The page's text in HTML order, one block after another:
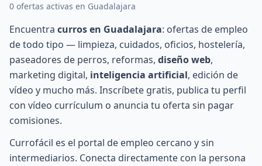
0 ofertas activas en Guadalajara
Encuentra curros en Guadalajara: ofertas de empleo
de todo tipo — limpieza, cuidados, oficios, hostelería,
paseadores de perros, reformas, diseño web,
marketing digital, inteligencia artificial, edición de
vídeo y mucho más. Inscríbete gratis, publica tu perfil
con vídeo currículum o anuncia tu oferta sin pagar
comisiones.
Currofácil es el portal de empleo cercano y sin
intermediarios. Conecta directamente con la persona